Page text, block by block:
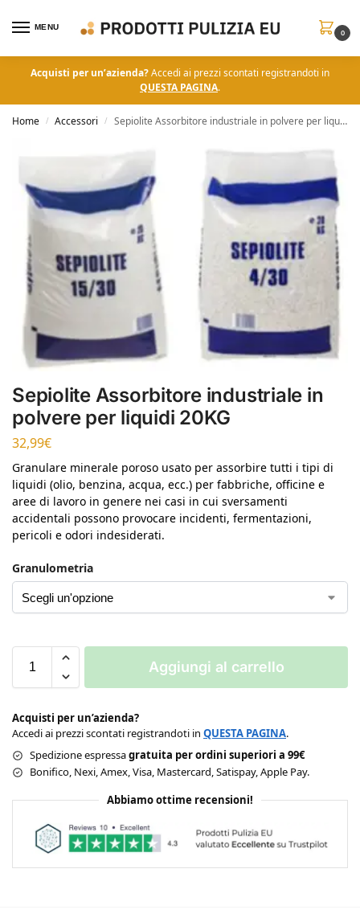
MENU
0
Acquisti per un’azienda?Accedi ai prezzi scontati registrandoti in
QUESTA PAGINA.
Home / Accessori / Sepiolite Assorbitore industriale in polvere per liquidi 20KG
Sepiolite Assorbitore industriale in
polvere per liquidi 20KG
32,99€
Granulare minerale poroso usato per assorbire tutti i tipi di
liquidi (olio, benzina, acqua, ecc.) per fabbriche, officine e
aree di lavoro in genere nei casi in cui sversamenti
accidentali possono provocare incidenti, fermentazioni,
pericoli e odori indesiderati.
Granulometria
Aggiungi al carrello
Acquisti per un’azienda?
Accedi ai prezzi scontati registrandoti in QUESTA PAGINA.
Spedizione espressagratuita per ordini superiori a 99€
Bonifico, Nexi, Amex, Visa, Mastercard, Satispay, Apple Pay.
Abbiamo ottime recensioni!